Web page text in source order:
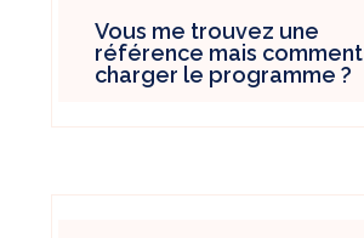
Vous me trouvez une
référence mais comment
charger le programme ?